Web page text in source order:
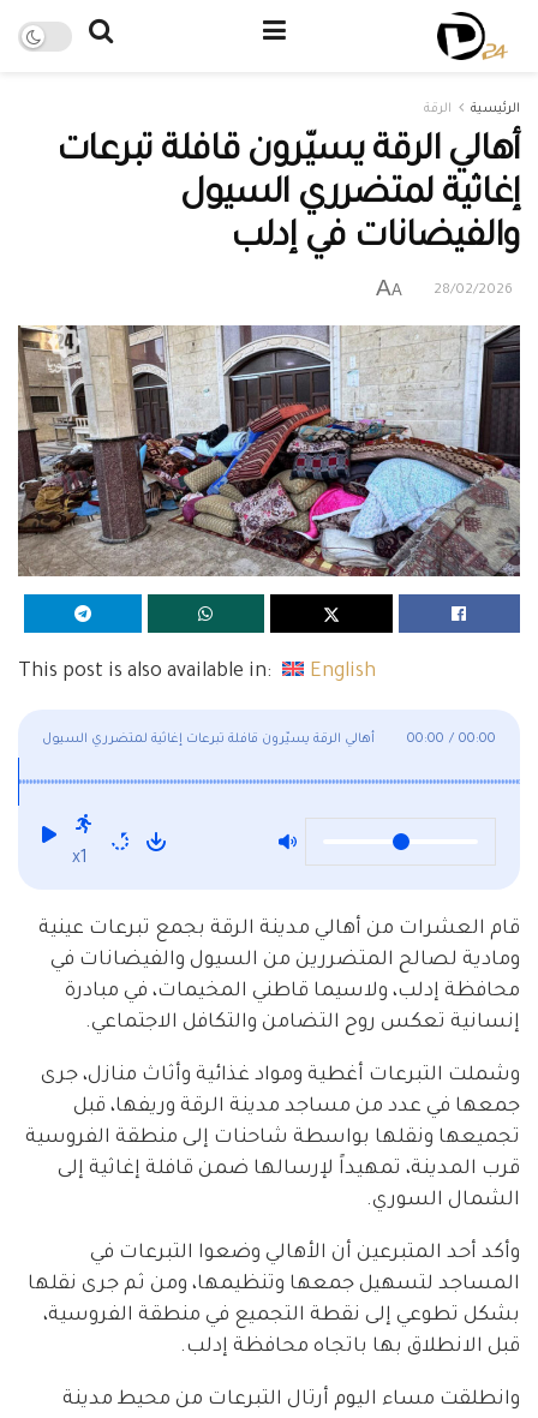
الرئيسية الرقة
أهالي الرقة يسيّرون قافلة تبرعات
إغاثية لمتضرري السيول
والفيضانات في إدلب
28/02/2026
A
A
This post is also available in: English
أهالي الرقة يسيّرون قافلة تبرعات إغاثية لمتضرري السيول 00:00 / 00:00
x1
قام العشرات من أهالي مدينة الرقة بجمع تبرعات عينية
ومادية لصالح المتضررين من السيول والفيضانات في
محافظة إدلب، ولاسيما قاطني المخيمات، في مبادرة
إنسانية تعكس روح التضامن والتكافل الاجتماعي.
وشملت التبرعات أغطية ومواد غذائية وأثاث منازل، جرى
جمعها في عدد من مساجد مدينة الرقة وريفها، قبل
تجميعها ونقلها بواسطة شاحنات إلى منطقة الفروسية
قرب المدينة، تمهيداً لإرسالها ضمن قافلة إغاثية إلى
الشمال السوري.
وأكد أحد المتبرعين أن الأهالي وضعوا التبرعات في
المساجد لتسهيل جمعها وتنظيمها، ومن ثم جرى نقلها
بشكل تطوعي إلى نقطة التجميع في منطقة الفروسية،
قبل الانطلاق بها باتجاه محافظة إدلب.
وانطلقت مساء اليوم أرتال التبرعات من محيط مدينة